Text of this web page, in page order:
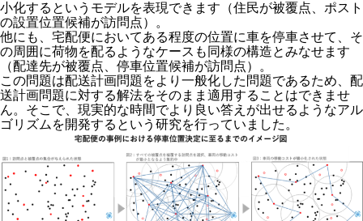
小化するというモデルを表現できます（住民が被覆点、ポスト
の設置位置候補が訪問点）。
他にも、宅配便においてある程度の位置に車を停車させて、そ
の周囲に荷物を配るようなケースも同様の構造とみなせます
（配達先が被覆点、停車位置候補が訪問点）。
この問題は配送計画問題をより一般化した問題であるため、配
送計画問題に対する解法をそのまま適用することはできませ
ん。そこで、現実的な時間でより良い答えが出せるようなアル
ゴリズムを開発するという研究を行っていました。